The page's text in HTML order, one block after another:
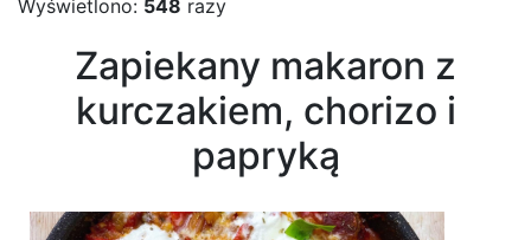
Wyświetlono: 548 razy
Zapiekany makaron z
kurczakiem, chorizo i
papryką